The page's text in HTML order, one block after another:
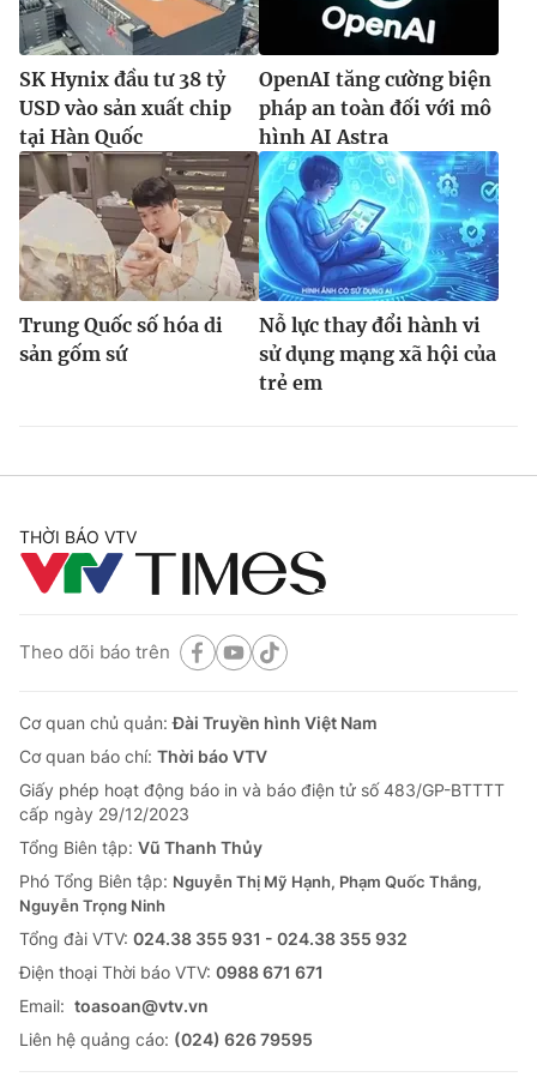
SK Hynix đầu tư 38 tỷ
USD vào sản xuất chip
tại Hàn Quốc
OpenAI tăng cường biện
pháp an toàn đối với mô
hình AI Astra
Trung Quốc số hóa di
sản gốm sứ
Nỗ lực thay đổi hành vi
sử dụng mạng xã hội của
trẻ em
THỜI BÁO VTV
Theo dõi báo trên
Cơ quan chủ quản:Đài Truyền hình Việt Nam
Cơ quan báo chí: Thời báo VTV
Giấy phép hoạt động báo in và báo điện tử số 483/GP-BTTTT
cấp ngày 29/12/2023
Tổng Biên tập: Vũ Thanh Thủy
Phó Tổng Biên tập: Nguyễn Thị Mỹ Hạnh, Phạm Quốc Thắng,
Nguyễn Trọng Ninh
Tổng đài VTV: 024.38 355 931 - 024.38 355 932
Ðiện thoại Thời báo VTV: 0988 671 671
Email: toasoan@vtv.vn
Liên hệ quảng cáo: (024) 626 79595